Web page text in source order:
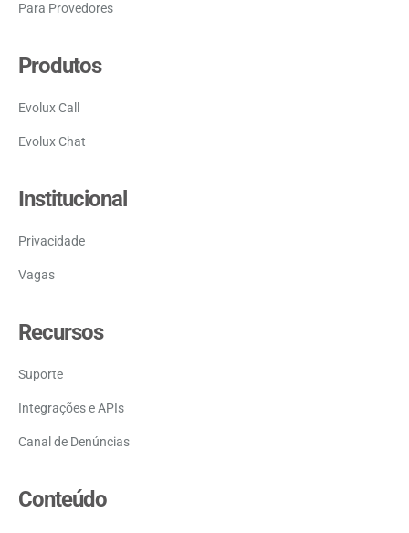
Para Provedores
Produtos
Evolux Call
Evolux Chat
Institucional
Privacidade
Vagas
Recursos
Suporte
Canal de Denúncias
Integrações e APIs
Conteúdo